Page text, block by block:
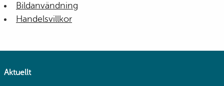
Bildanvändning
Handelsvillkor
Aktuellt